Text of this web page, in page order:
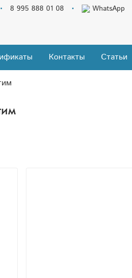
8 995 888 01 08 WhatsApp
Контакты Статьи